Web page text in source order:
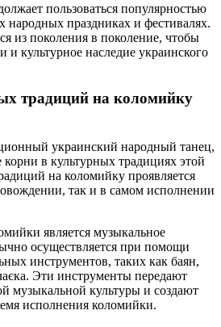
пользоваться популярностью
народных праздниках и фестивалях.
из поколения в поколение, чтобы
и культурное наследие украинского
традиций на коломийку
украинский народный танец,
в культурных традициях этой
на коломийку проявляется
так и в самом исполнении
является музыкальное
осуществляется при помощи
инструментов, таких как баян,
Эти инструменты передают
музыкальной культуры и создают
исполнения коломийки.